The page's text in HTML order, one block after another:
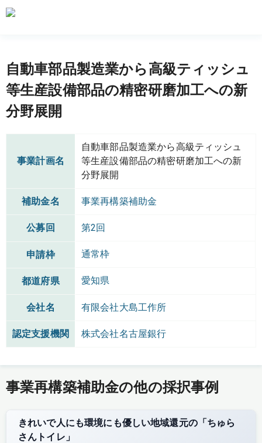
自動車部品製造業から高級ティッシュ
等生産設備部品の精密研磨加工への新
分野展開
事業計画名
自動車部品製造業から高級ティッシュ
等生産設備部品の精密研磨加工への新
分野展開
補助金名 事業再構築補助金
公募回 第2回
申請枠 通常枠
都道府県 愛知県
会社名 有限会社大島工作所
認定支援機関 株式会社名古屋銀行
事業再構築補助金の他の採択事例
きれいで人にも環境にも優しい地域還元の「ちゅら
さんトイレ」